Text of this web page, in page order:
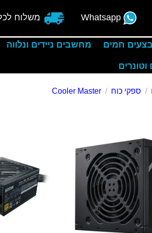
Whatsapp משלוח
חמים מחשבים ניידים ונלווה
ספקי כוח Cooler Master